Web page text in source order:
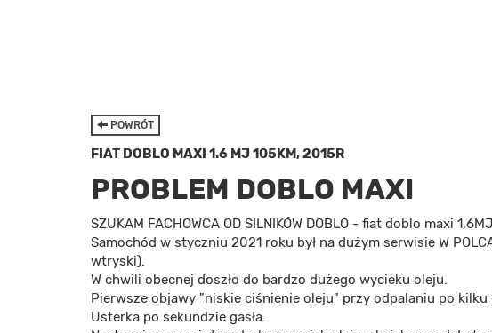
POWRÓT
FIAT DOBLO MAXI 1.6 MJ 105KM, 2015R
PROBLEM DOBLO MAXI
SZUKAM FACHOWCA OD SILNIKÓW DOBLO - fiat doblo maxi
Samochód w styczniu 2021 roku był na dużym serwisie W
wtryski).
W chwili obecnej doszło do bardzo dużego wycieku oleju.
Pierwsze objawy "niskie ciśnienie oleju" przy odpalaniu po kilku
Usterka po sekundzie gasła.